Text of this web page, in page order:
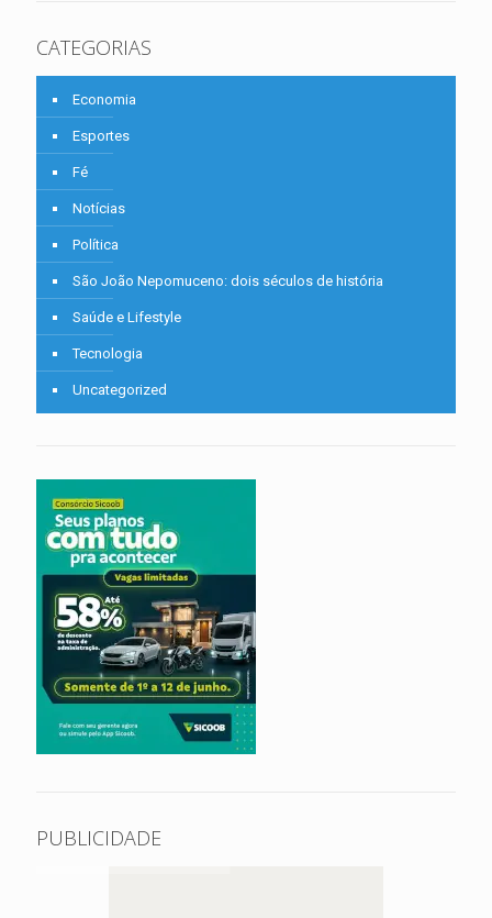
CATEGORIAS
Economia
Esportes
Fé
Notícias
Política
São João Nepomuceno: dois séculos de história
Saúde e Lifestyle
Tecnologia
Uncategorized
PUBLICIDADE